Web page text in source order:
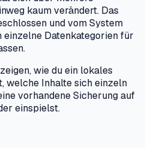
kaum verändert. Das
und vom System
Datenkategorien für
wie du ein lokales
welche Inhalte sich einzeln
vorhandene Sicherung auf
einspielst.